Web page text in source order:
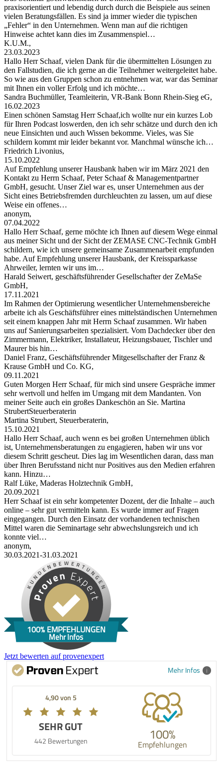
praxisorientiert und lebendig durch durch die Beispiele aus seinen
vielen Beratungsfällen. Es sind ja immer wieder die typischen
„Fehler“ in den Unternehmen. Wenn man auf die richtigen
Hinweise achtet kann dies im Zusammenspiel…
K.U.M.,
23.03.2023
Hallo Herr Schaaf, vielen Dank für die übermittelten Lösungen zu
den Fallstudien, die ich gerne an die Teilnehmer weitergeleitet habe.
So wie aus den Gruppen schon zu entnehmen war, war das Seminar
mit Ihnen ein voller Erfolg und ich möchte…
Sandra Buchmüller, Teamleiterin, VR-Bank Bonn Rhein-Sieg eG,
16.02.2023
Einen schönen Samstag Herr Schaaf,ich wollte nur ein kurzes Lob
für Ihren Podcast loswerden, den ich sehr schätze und durch den ich
neue Einsichten und auch Wissen bekomme. Vieles, was Sie
schildern kommt mir leider bekannt vor. Manchmal wünsche ich…
Friedrich Livonius,
15.10.2022
Auf Empfehlung unserer Hausbank haben wir im März 2021 den
Kontakt zu Herrn Schaaf, Peter Schaaf & Managementpartner
GmbH, gesucht. Unser Ziel war es, unser Unternehmen aus der
Sicht eines Betriebsfremden durchleuchten zu lassen, um auf diese
Weise ein offenes…
anonym,
07.04.2022
Hallo Herr Schaaf, gerne möchte ich Ihnen auf diesem Wege einmal
aus meiner Sicht und der Sicht der ZEMASE CNC-Technik GmbH
schildern, wie ich unsere gemeinsame Zusammenarbeit empfunden
habe. Auf Empfehlung unserer Hausbank, der Kreissparkasse
Ahrweiler, lernten wir uns im…
Harald Seiwert, geschäftsführender Gesellschafter der ZeMaSe
GmbH,
17.11.2021
Im Rahmen der Optimierung wesentlicher Unternehmensbereiche
arbeite ich als Geschäftsführer eines mittelständischen Unternehmen
seit einem knappen Jahr mit Herrn Schaaf zusammen. Wir haben
uns auf Sanierungsarbeiten spezialisiert. Vom Dachdecker über den
Zimmermann, Elektriker, Installateur, Heizungsbauer, Tischler und
Maurer bis hin…
Daniel Franz, Geschäftsführender Mitgesellschafter der Franz &
Krause GmbH und Co. KG,
09.11.2021
Guten Morgen Herr Schaaf, für mich sind unsere Gespräche immer
sehr wertvoll und helfen im Umgang mit dem Mandanten. Von
meiner Seite auch ein großes Dankeschön an Sie. Martina
StrubertSteuerberaterin
Martina Strubert, Steuerberaterin,
15.10.2021
Hallo Herr Schaaf, auch wenn es bei großen Unternehmen üblich
ist, Unternehmensberatungen zu engagieren, haben wir uns vor
diesem Schritt gescheut. Dies lag im Wesentlichen daran, dass man
über Ihren Berufsstand nicht nur Positives aus den Medien erfahren
kann. Hinzu…
Ralf Lüke, Maderas Holztechnik GmbH,
20.09.2021
Herr Schaaf ist ein sehr kompetenter Dozent, der die Inhalte – auch
online – sehr gut vermitteln kann. Es wurde immer auf Fragen
eingegangen. Durch den Einsatz der vorhandenen technischen
Mittel waren die Seminartage sehr abwechslungsreich und ich
konnte viel…
anonym,
30.03.2021-31.03.2021
100% EMPFEHLUNGEN
Mehr Infos
Jetzt bewerten auf provenexpert
Mehr Infos
4,90 von 5
SEHR GUT
442 Bewertungen 100%
Empfehlungen